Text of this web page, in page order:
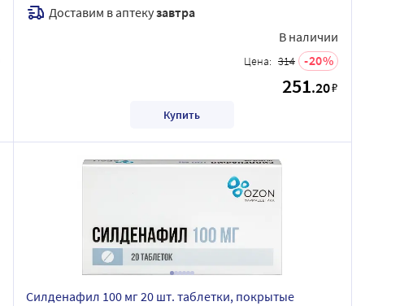
Доставим в аптекузавтра
В наличии
Цена: 314 20
251.20₽
Купить
Силденафил 100 мг 20 шт. таблетки, покрытые